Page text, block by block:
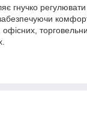
гнучко
офісних,